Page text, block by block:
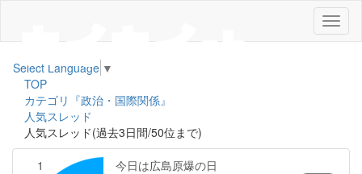
メ
ニ
Select Language ▼
TOP
カテゴリ『政治・国際関係』
人気スレッド
人気スレッド(過去3日間/50位まで)
1 今日は広島原爆の日